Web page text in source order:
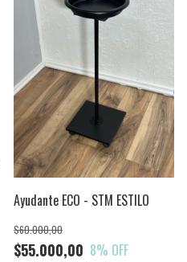
Ayudante ECO - STM ESTILO
$55.000,00
$60.000,00
8% OFF